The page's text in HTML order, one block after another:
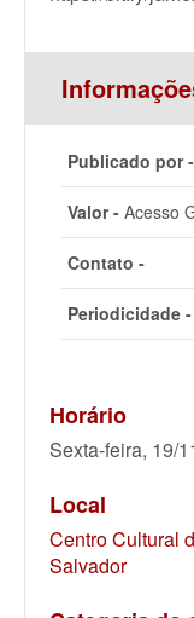
Publicado por -
Valor - Acesso
Contato -
Periodicidade -
Horário
Sexta-feira, 19/
Local
Centro Cultural
Salvador